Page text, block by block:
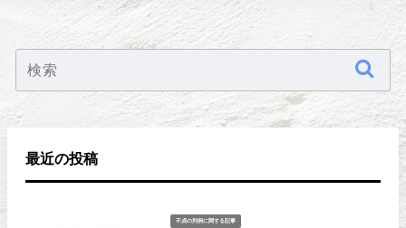
最近の投稿
不貞の判例に関する記事